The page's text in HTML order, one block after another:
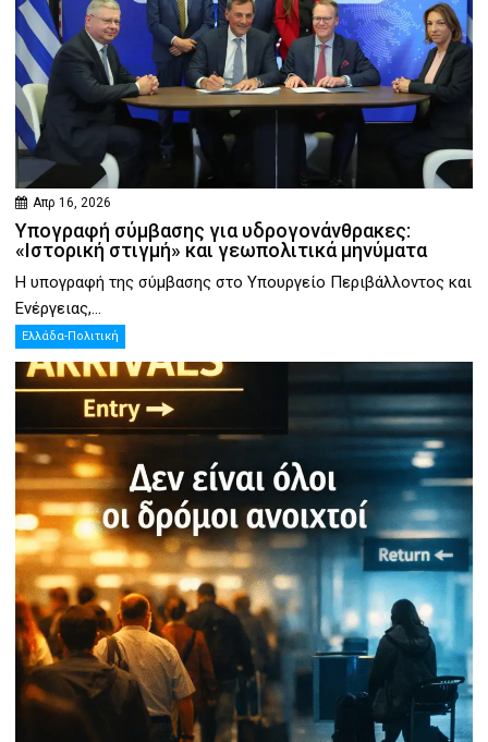
Απρ 16, 2026
Υπογραφή σύμβασης για υδρογονάνθρακες:
«Ιστορική στιγμή» και γεωπολιτικά μηνύματα
Η υπογραφή της σύμβασης στο Υπουργείο Περιβάλλοντος και
Ενέργειας,...
Ελλάδα-Πολιτική